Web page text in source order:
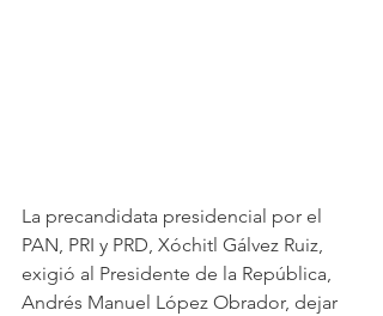
La precandidata presidencial por el
PAN, PRI y PRD, Xóchitl Gálvez Ruiz,
exigió al Presidente de la República,
Andrés Manuel López Obrador, dejar